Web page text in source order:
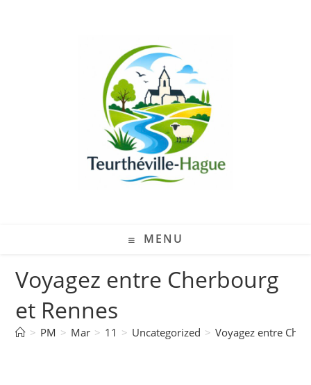
MENU
Voyagez entre Cherbourg
et Rennes
> PM > Mar > 11 > Uncategorized > Voyagez entre